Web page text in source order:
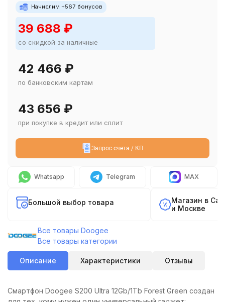
Начислим +567 бонусов
39 688 ₽
со скидкой за наличные
42 466 ₽
по банковским картам
43 656 ₽
при покупке в кредит или сплит
Запрос счета / КП
Whatsapp Telegram MAX
Большой выбор товара
Магазин в
и Москве
Все товары Doogee
Все товары категории
Описание Характеристики Отзывы
Смартфон Doogee S200 Ultra 12Gb/1Tb Forest Green создан